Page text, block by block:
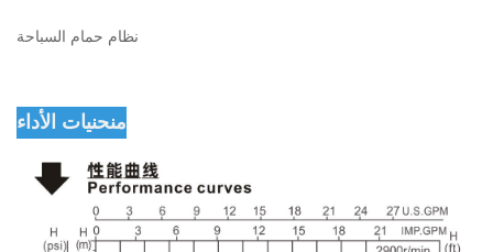
نظام حمام السباحة
منحنيات الأداء